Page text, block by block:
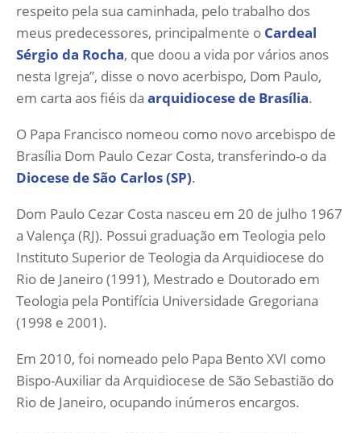
respeito pela sua caminhada, pelo trabalho dos
meus predecessores, principalmente o Cardeal
Sérgio da Rocha, que doou a vida por vários anos
nesta Igreja”, disse o novo acerbispo, Dom Paulo,
em carta aos fiéis da arquidiocese de Brasília.
O Papa Francisco nomeou como novo arcebispo de
Brasília Dom Paulo Cezar Costa, transferindo-o da
Diocese de São Carlos (SP).
Dom Paulo Cezar Costa nasceu em 20 de julho 1967
a Valença (RJ). Possui graduação em Teologia pelo
Instituto Superior de Teologia da Arquidiocese do
Rio de Janeiro (1991), Mestrado e Doutorado em
Teologia pela Pontifícia Universidade Gregoriana
(1998 e 2001).
Em 2010, foi nomeado pelo Papa Bento XVI como
Bispo-Auxiliar da Arquidiocese de São Sebastião do
Rio de Janeiro, ocupando inúmeros encargos.